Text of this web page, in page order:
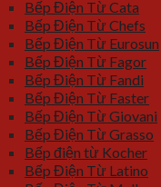
Bếp Điện Từ Cata
Bếp Điện Từ Chefs
Bếp Điện Từ Eurosun
Bếp Điện Từ Fagor
Bếp Điện Từ Fandi
Bếp Điện Từ Faster
Bếp Điện Từ Giovani
Bếp Điện Từ Grasso
Bếp điện từ Kocher
Bếp Điện Từ Latino